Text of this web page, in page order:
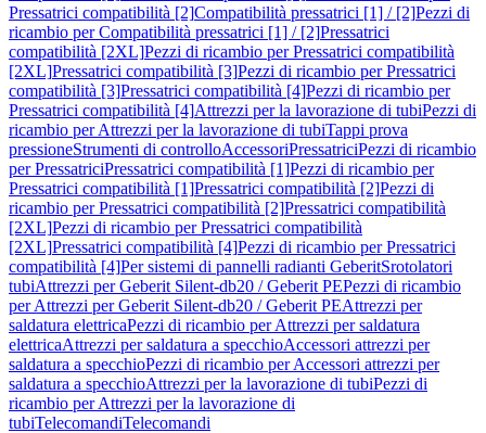
Pressatrici compatibilità [2]Compatibilità pressatrici [1] / [2]Pezzi di
ricambio per Compatibilità pressatrici [1] / [2]Pressatrici
compatibilità [2XL]Pezzi di ricambio per Pressatrici compatibilità
[2XL]Pressatrici compatibilità [3]Pezzi di ricambio per Pressatrici
compatibilità [3]Pressatrici compatibilità [4]Pezzi di ricambio per
Pressatrici compatibilità [4]Attrezzi per la lavorazione di tubiPezzi di
ricambio per Attrezzi per la lavorazione di tubiTappi prova
pressioneStrumenti di controlloAccessoriPressatriciPezzi di ricambio
per PressatriciPressatrici compatibilità [1]Pezzi di ricambio per
Pressatrici compatibilità [1]Pressatrici compatibilità [2]Pezzi di
ricambio per Pressatrici compatibilità [2]Pressatrici compatibilità
[2XL]Pezzi di ricambio per Pressatrici compatibilità
[2XL]Pressatrici compatibilità [4]Pezzi di ricambio per Pressatrici
compatibilità [4]Per sistemi di pannelli radianti GeberitSrotolatori
tubiAttrezzi per Geberit Silent-db20 / Geberit PEPezzi di ricambio
per Attrezzi per Geberit Silent-db20 / Geberit PEAttrezzi per
saldatura elettricaPezzi di ricambio per Attrezzi per saldatura
elettricaAttrezzi per saldatura a specchioAccessori attrezzi per
saldatura a specchioPezzi di ricambio per Accessori attrezzi per
saldatura a specchioAttrezzi per la lavorazione di tubiPezzi di
ricambio per Attrezzi per la lavorazione di
tubiTelecomandiTelecomandi